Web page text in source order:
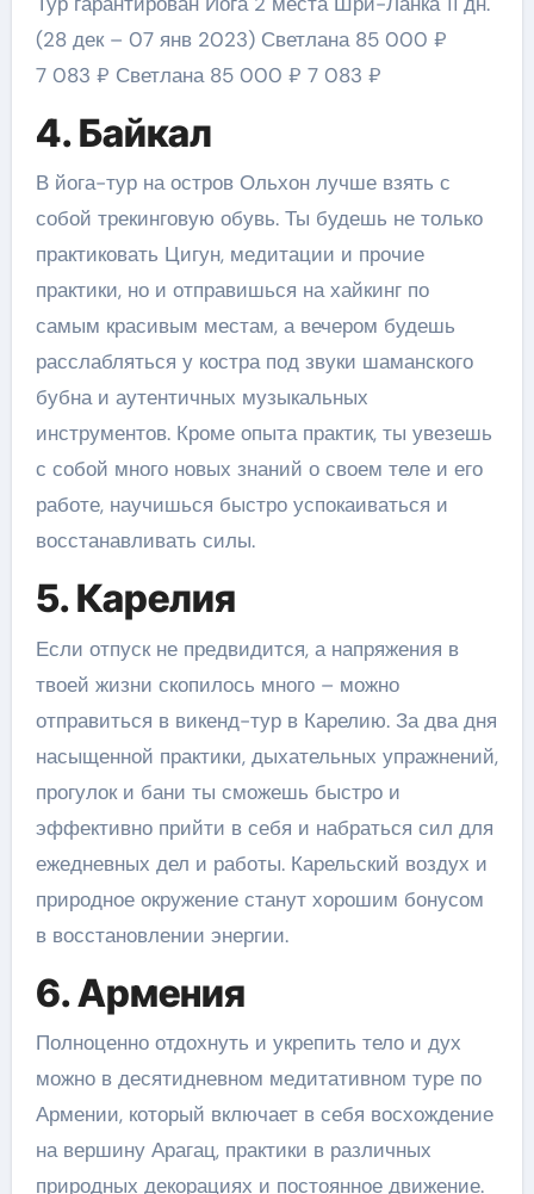
(28 дек – 07 янв 2023) Светлана 85 000 ₽
7 083 ₽ Светлана 85 000 ₽ 7 083 ₽
4. Байкал
В йога-тур на остров Ольхон лучше взять с
собой трекинговую обувь. Ты будешь не только
практиковать Цигун, медитации и прочие
практики, но и отправишься на хайкинг по
самым красивым местам, а вечером будешь
расслабляться у костра под звуки шаманского
бубна и аутентичных музыкальных
инструментов. Кроме опыта практик, ты увезешь
с собой много новых знаний о своем теле и его
работе, научишься быстро успокаиваться и
восстанавливать силы.
5. Карелия
Если отпуск не предвидится, а напряжения в
твоей жизни скопилось много – можно
отправиться в викенд-тур в Карелию. За два дня
насыщенной практики, дыхательных упражнений,
прогулок и бани ты сможешь быстро и
эффективно прийти в себя и набраться сил для
ежедневных дел и работы. Карельский воздух и
природное окружение станут хорошим бонусом
в восстановлении энергии.
6. Армения
Полноценно отдохнуть и укрепить тело и дух
можно в десятидневном медитативном туре по
Армении, который включает в себя восхождение
на вершину Арагац, практики в различных
природных декорациях и постоянное движение.